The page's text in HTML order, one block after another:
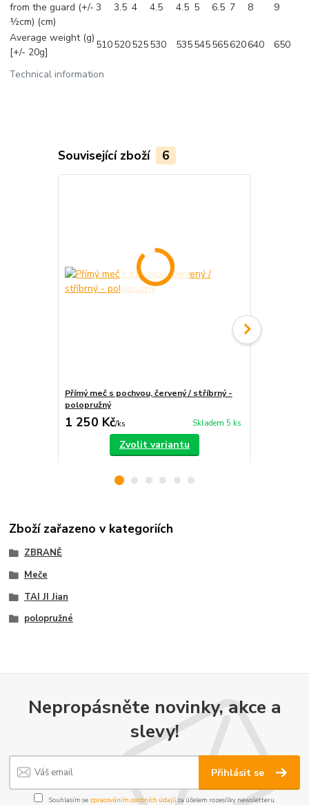
Technical information
from the guard (+/-
½cm) (cm)
3 3.5 4 4.5 4.5 5 6.5 7 8 9
Average weight (g)
[+/- 20g]
510520525530 535545565620640 650
Související zboží 6
Přímý meč s pochvou, červený / stříbrný -
polopružný
1 250 Kč/ks Skladem 5 ks
Zvolit variantu
Zboží zařazeno v kategoriích
ZBRANĚ
Meče
TAI JI Jian
polopružné
Nepropásněte novinky, akce a
slevy!
Přihlásit se
Souhlasím se zpracováním osobních údajůza účelem rozesílky newsletteru.